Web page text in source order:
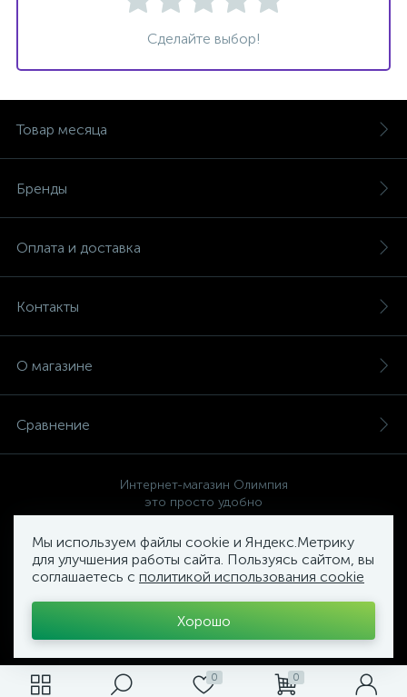
0 0
Сделайте выбор!
Мы используем файлы cookie и Яндекс.Метрику
для улучшения работы сайта. Пользуясь сайтом, вы
соглашаетесь с политикой использования cookie
Хорошо
Товар месяца
Бренды
Оплата и доставка
Контакты
О магазине
Сравнение
Интернет-магазин Олимпия
это просто удобно
Политика компании в отношении обработки персональных
данных
Торговый Комплекс